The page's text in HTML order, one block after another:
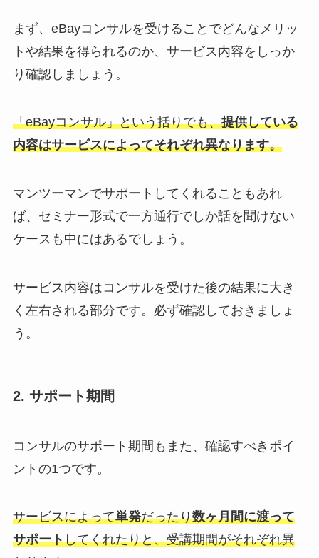
まず、eBayコンサルを受けることでどんなメリッ
トや結果を得られるのか、サービス内容をしっか
り確認しましょう。
「eBayコンサル」という括りでも、提供している
内容はサービスによってそれぞれ異なります。
マンツーマンでサポートしてくれることもあれ
ば、セミナー形式で一方通行でしか話を聞けない
ケースも中にはあるでしょう。
サービス内容はコンサルを受けた後の結果に大き
く左右される部分です。必ず確認しておきましょ
う。
2. サポート期間
コンサルのサポート期間もまた、確認すべきポイ
ントの1つです。
サービスによって単発だったり数ヶ月間に渡って
サポートしてくれたりと、受講期間がそれぞれ異